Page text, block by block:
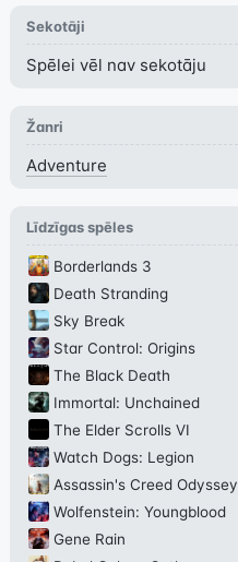
Sekotāji
Spēlei vēl nav sekotāju
Žanri
Adventure
Līdzīgas spēles
Borderlands 3
Death Stranding
Sky Break
Star Control: Origins
The Black Death
Immortal: Unchained
The Elder Scrolls VI
Watch Dogs: Legion
Assassin's Creed Odyssey
Wolfenstein: Youngblood
Gene Rain